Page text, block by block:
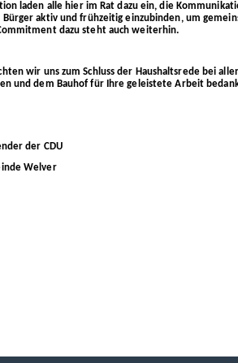
laden alle hier im Rat dazu ein, die
Bürger aktiv und frühzeitig einzubinden, um
dazu steht auch weiterhin.
wir uns zum Schluss der Haushaltsrede bei
und dem Bauhof für Ihre geleistete Arbeit
der CDU
Welver